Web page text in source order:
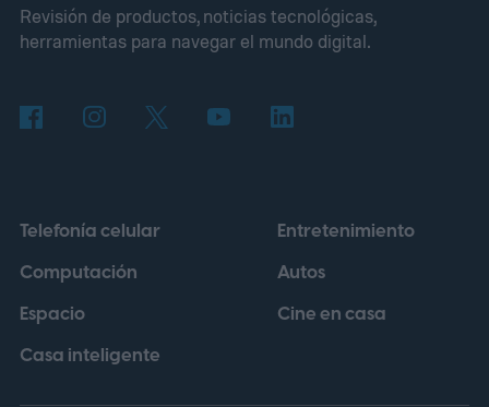
los primeros superdeportivos modernos
con motor central trasero. En su versión
CV y podía superar los 290 km/h, cifras que
Revisión de productos, noticias tecnológicas,
herramientas para navegar el mundo digital.
Telefonía celular
Computación
Espacio
Casa inteligente
Entretenimiento
Autos
Cine en casa